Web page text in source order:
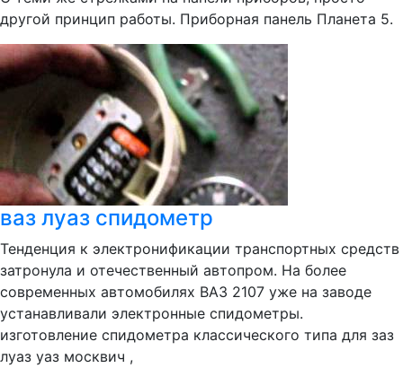
другой принцип работы. Приборная панель Планета 5.
ваз луаз спидометр
Тенденция к электронификации транспортных средств
затронула и отечественный автопром. На более
современных автомобилях ВАЗ 2107 уже на заводе
устанавливали электронные спидометры.
изготовление спидометра классического типа для заз
луаз уаз москвич ,